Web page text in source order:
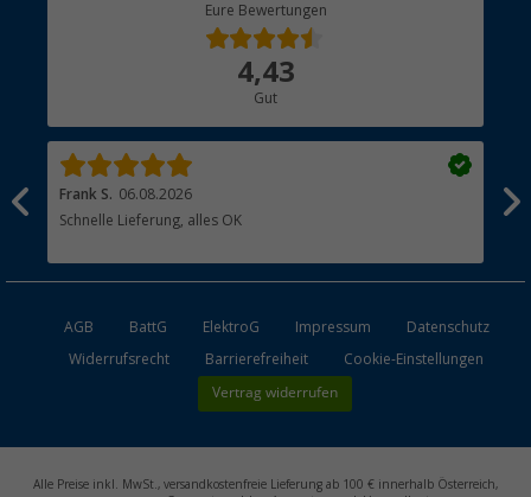
Eure Bewertungen
4,43
Gut
Frank S. 06.08.2026
Schnelle Lieferung, alles OK
AGB BattG ElektroG Impressum
Datenschutz
Widerrufsrecht
Barrierefreiheit Cookie-Einstellungen
Vertrag widerrufen
Alle Preise inkl. MwSt., versandkostenfreie Lieferung ab 100 € innerhalb Österreich,